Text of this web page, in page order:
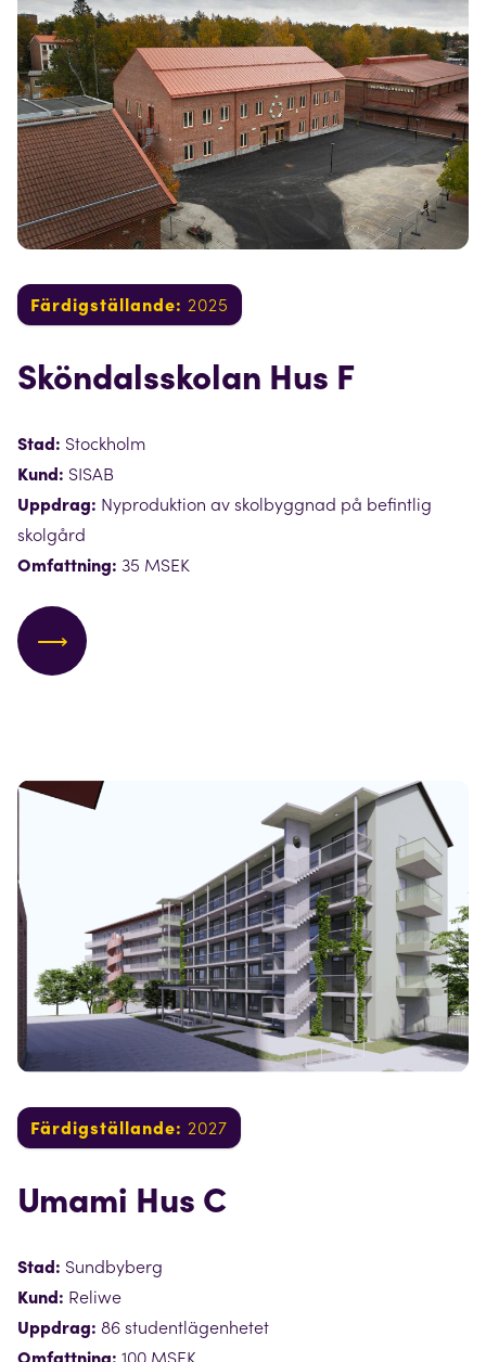
Färdigställande: 2025
Sköndalsskolan Hus F
Stad: Stockholm
Kund: SISAB
Uppdrag: Nyproduktion av skolbyggnad på befintlig
skolgård
Omfattning: 35 MSEK
⟶
Färdigställande: 2027
Umami Hus C
Stad: Sundbyberg
Kund: Reliwe
Uppdrag: 86 studentlägenhetet